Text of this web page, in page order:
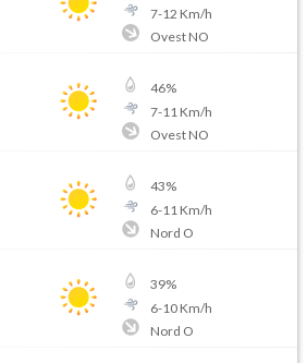
7-12 Km/h
Ovest NO
46%
7-11 Km/h
Ovest NO
43%
6-11 Km/h
Nord O
39%
6-10Km/h
Nord O